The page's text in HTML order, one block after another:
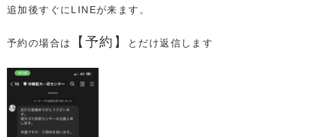
追加後すぐにLINEが来ます。
予約の場合は 【予約】 とだけ返信します